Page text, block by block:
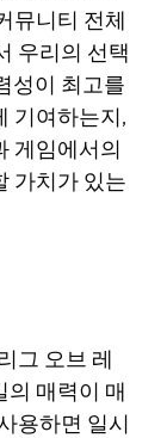
뮤니티 전체
우리의 선택
성이 최고를
기여하는지,
게임에서의
가치가 있는
그 오브 레
매력이 매
용하면 일시